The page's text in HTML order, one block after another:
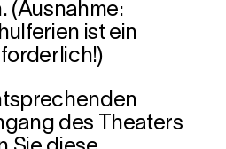
(Ausnahme:
ist ein
des Theaters